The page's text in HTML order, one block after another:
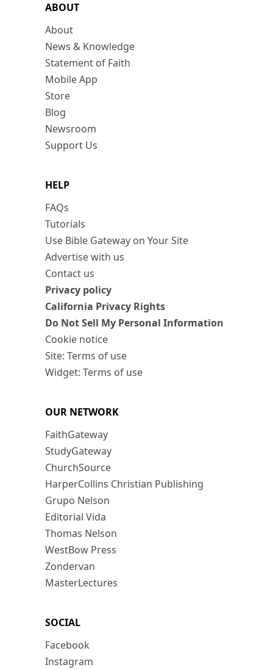
ABOUT
About
News & Knowledge
Statement of Faith
Mobile App
Store
Blog
Newsroom
Support Us
HELP
FAQs
Tutorials
Use Bible Gateway on Your Site
Advertise with us
Contact us
Privacy policy
California Privacy Rights
Do Not Sell My Personal Information
Cookie notice
Site: Terms of use
Widget: Terms of use
OUR NETWORK
FaithGateway
StudyGateway
ChurchSource
HarperCollins Christian Publishing
Grupo Nelson
Editorial Vida
Thomas Nelson
WestBow Press
Zondervan
MasterLectures
SOCIAL
Facebook
Instagram